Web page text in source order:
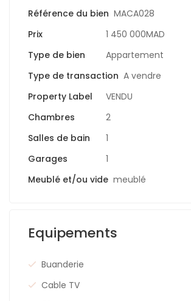
Référence du bien MACA028
Prix
1 450 000MAD
Type de bien
Appartement
Type de transaction A vendre
Property Label
VENDU
Chambres
2
Salles de bain
1
Garages
1
Meublé et/ou vide meublé
Equipements
Buanderie
Cable TV